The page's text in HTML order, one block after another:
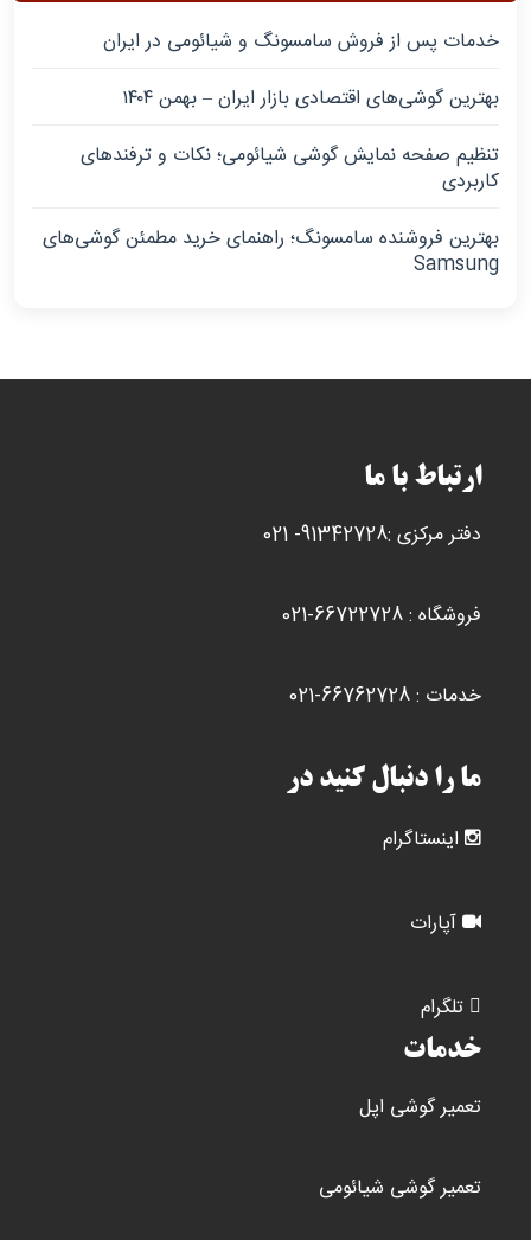
خدمات پس از فروش سامسونگ و شیائومی در ایران
بهترین گوشی‌های اقتصادی بازار ایران – بهمن ۱۴۰۴
تنظیم صفحه نمایش گوشی شیائومی؛ نکات و ترفندهای
کاربردی
بهترین فروشنده سامسونگ؛ راهنمای خرید مطمئن گوشی‌های
Samsung
ارتباط با ما
دفتر مرکزی :91342728- 021
فروشگاه : 66722728-021
خدمات : 66762728-021
ما را دنبال کنید در
اینستاگرام
آپارات
تلگرام
خدمات
تعمیر گوشی اپل
تعمیر گوشی شیائومی